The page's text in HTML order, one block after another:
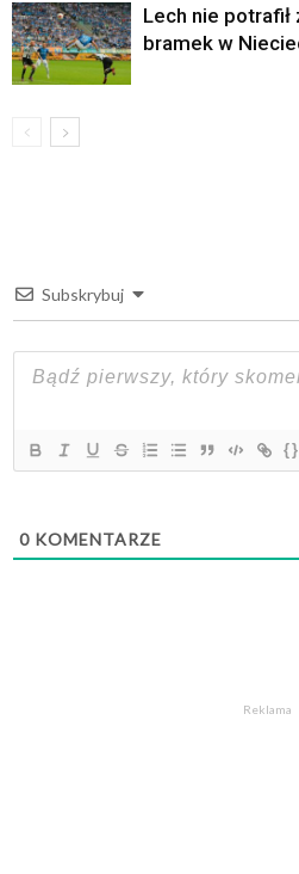
Lech nie
bramek w
Subskrybuj
{}
0 KOMENTARZE
Reklama